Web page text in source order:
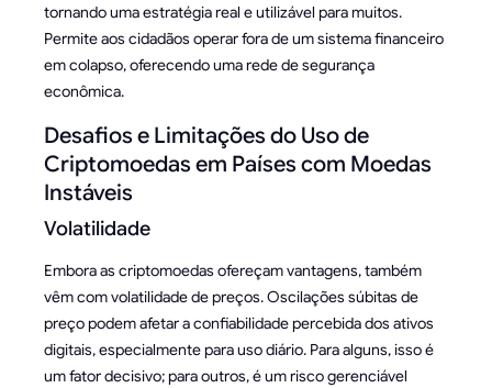
tornando uma estratégia real e utilizável para muitos.
Permite aos cidadãos operar fora de um sistema financeiro
em colapso, oferecendo uma rede de segurança
econômica.
Desafios e Limitações do Uso de
Criptomoedas em Países com Moedas
Instáveis
Volatilidade
Embora as criptomoedas ofereçam vantagens, também
vêm com volatilidade de preços. Oscilações súbitas de
preço podem afetar a confiabilidade percebida dos ativos
digitais, especialmente para uso diário. Para alguns, isso é
um fator decisivo; para outros, é um risco gerenciável